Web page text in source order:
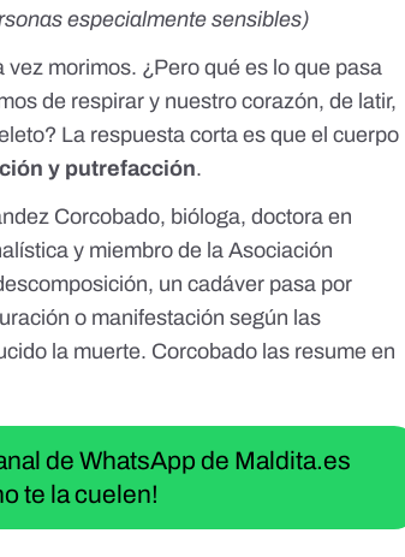
especialmente sensibles)
vez morimos. ¿Pero qué es lo que pasa
de respirar y nuestro corazón, de latir,
La respuesta corta es que el cuerpo
y putrefacción.
Corcobado, bióloga, doctora en
y miembro de laAsociación
un cadáver pasa por
o manifestación según las
la muerte. Corcobado las resume en
de WhatsApp de Maldita.es
te la cuelen!